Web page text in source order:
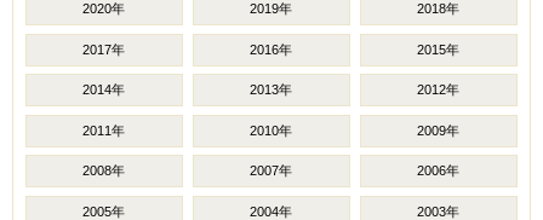
2020年 2019年 2018年
2017年 2016年 2015年
2014年 2013年 2012年
2011年 2010年 2009年
2008年 2007年 2006年
2005年 2004年 2003年